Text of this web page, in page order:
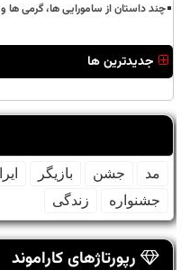
چند داستان از سامورایی ها، گرمی
جدیدترین ها
مد جشن بازیگر
جشنواره
زندگی
رپورتاژهای کاراموند